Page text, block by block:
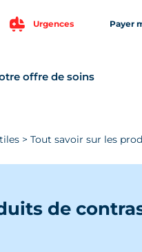
Urgences Payer
offre de soins
> Tout savoir sur les
de